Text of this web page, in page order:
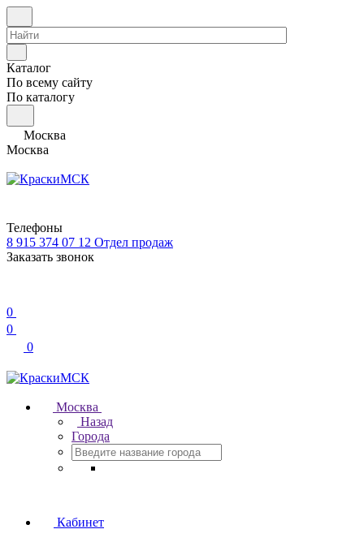
Каталог
По всему сайту
По каталогу
Москва
Москва
Телефоны
8 915 374 07 12 Отдел продаж
Заказать звонок
0
0
0
Москва
Назад
Города
Кабинет